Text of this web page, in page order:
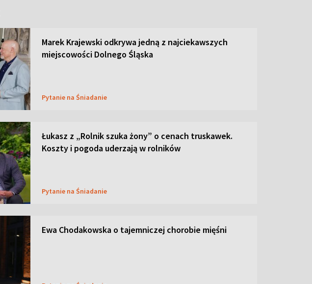
Marek Krajewski odkrywa jedną z najciekawszych
miejscowości Dolnego Śląska
Pytanie na Śniadanie
Łukasz z „Rolnik szuka żony” o cenach truskawek.
Koszty i pogoda uderzają w rolników
Pytanie na Śniadanie
Ewa Chodakowska o tajemniczej chorobie mięśni